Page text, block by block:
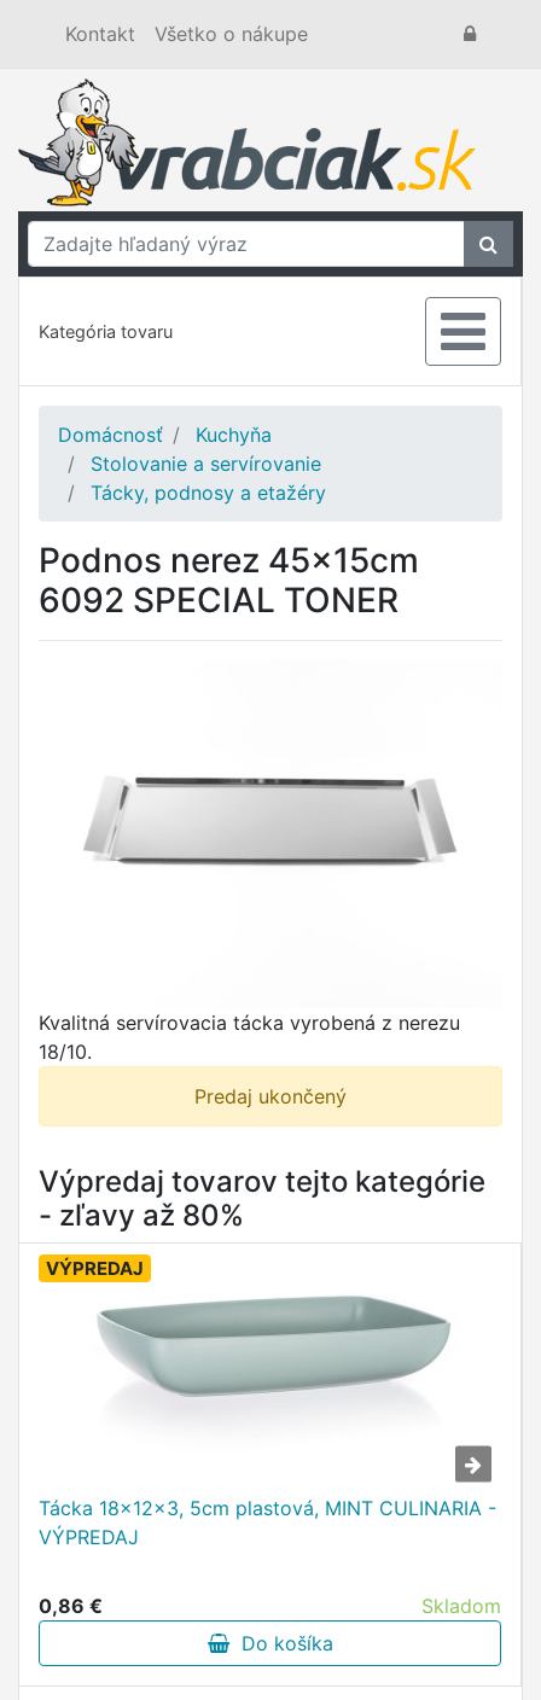
Kontakt Všetko o nákupe
Kategória tovaru
Domácnosť
Kuchyňa
Stolovanie a servírovanie
Tácky, podnosy a etažéry
Podnos nerez 45x15cm
6092 SPECIAL TONER
Kvalitná servírovacia tácka vyrobená z nerezu
18/10.
Predaj ukončený
Výpredaj tovarov tejto kategórie
- zľavy až 80%
VÝPREDAJ
Tácka 18x12x3, 5cm plastová, MINT CULINARIA -
VÝPREDAJ
0,86 €
Skladom
Do košíka